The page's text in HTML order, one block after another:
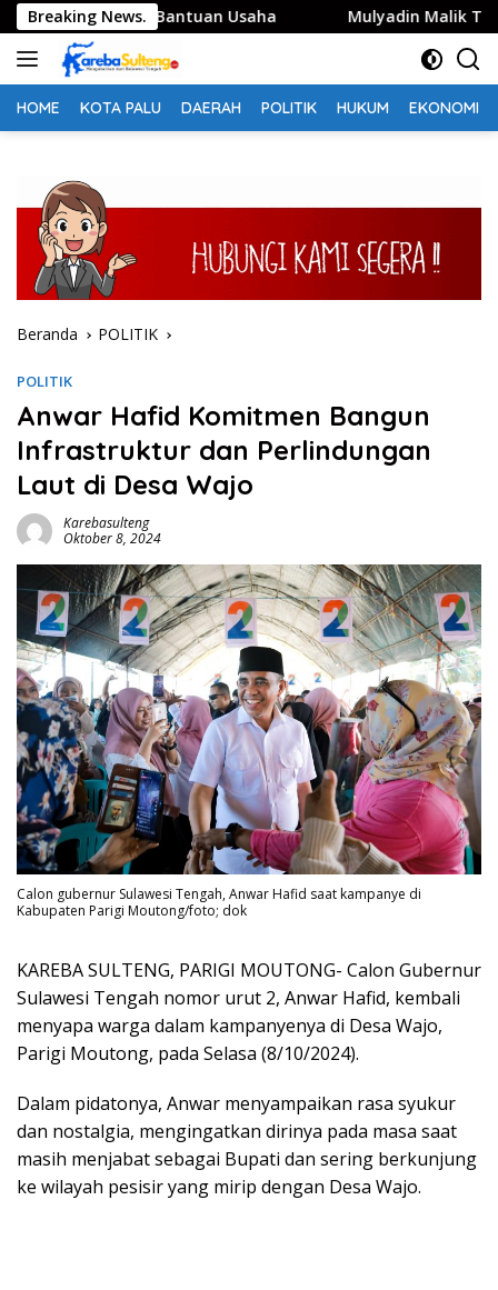
Langsung
ke
konten
Breaking News.Bantuan Usaha Mulyadin Malik
HOME KOTA PALU DAERAH POLITIK HUKUM EKONOMI
Beranda POLITIK
POLITIK
Anwar Hafid Komitmen Bangun
Infrastruktur dan Perlindungan
Laut di Desa Wajo
Karebasulteng
Oktober 8, 2024
Calon gubernur Sulawesi Tengah, Anwar Hafid saat kampanye di
Kabupaten Parigi Moutong/foto; dok
KAREBA SULTENG, PARIGI MOUTONG- Calon Gubernur
Sulawesi Tengah nomor urut 2, Anwar Hafid, kembali
menyapa warga dalam kampanyenya di Desa Wajo,
Parigi Moutong, pada Selasa (8/10/2024).
Dalam pidatonya, Anwar menyampaikan rasa syukur
dan nostalgia, mengingatkan dirinya pada masa saat
masih menjabat sebagai Bupati dan sering berkunjung
ke wilayah pesisir yang mirip dengan Desa Wajo.